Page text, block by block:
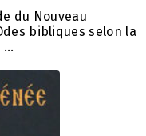
du Nouveau
bibliques selon la
…